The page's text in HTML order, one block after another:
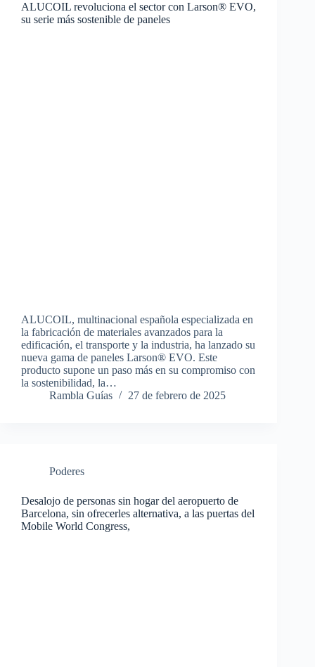
ALUCOIL revoluciona el sector con Larson® EVO,
su serie más sostenible de paneles
ALUCOIL, multinacional española especializada en
la fabricación de materiales avanzados para la
edificación, el transporte y la industria, ha lanzado su
nueva gama de paneles Larson® EVO. Este
producto supone un paso más en su compromiso con
la sostenibilidad, la…
Rambla Guías
27 de febrero de 2025
Poderes
Desalojo de personas sin hogar del aeropuerto de
Barcelona, sin ofrecerles alternativa, a las puertas del
Mobile World Congress,